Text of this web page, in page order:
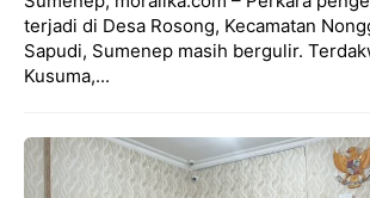
terjadi di Desa Rosong, Kecamatan
Sapudi, Sumenep masih bergulir.
Kusuma,...